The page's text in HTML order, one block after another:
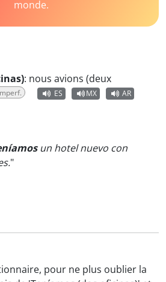
monde.
: nous avions (deux
ES MX AR
un hotel nuevo con
"
pour ne plus oublier la